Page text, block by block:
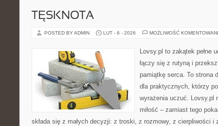
TĘSKNOTA
POSTED BY ADMIN LUT - 6 - 2026 MOŻLIWOŚĆ
Lovsy.pl to zakątek pełne
łączy się z rutyną i
pamiątkę serca. To strona
dla praktycznych, którzy
wyrażenia uczuć. Lovsy.pl
miłość – zamiast tego
składa się z małych decyzji: z troski, z rozmowy, z cierpliwości i